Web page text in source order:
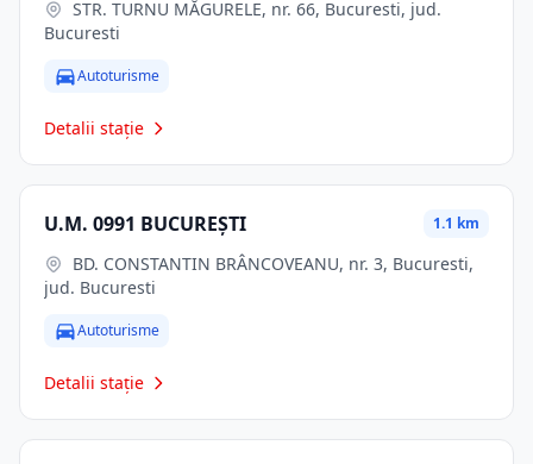
Bucuresti
Autoturisme
Detalii stație
U.M. 0991 BUCUREŞTI 1.1 km
jud. Bucuresti
Autoturisme
Detalii stație